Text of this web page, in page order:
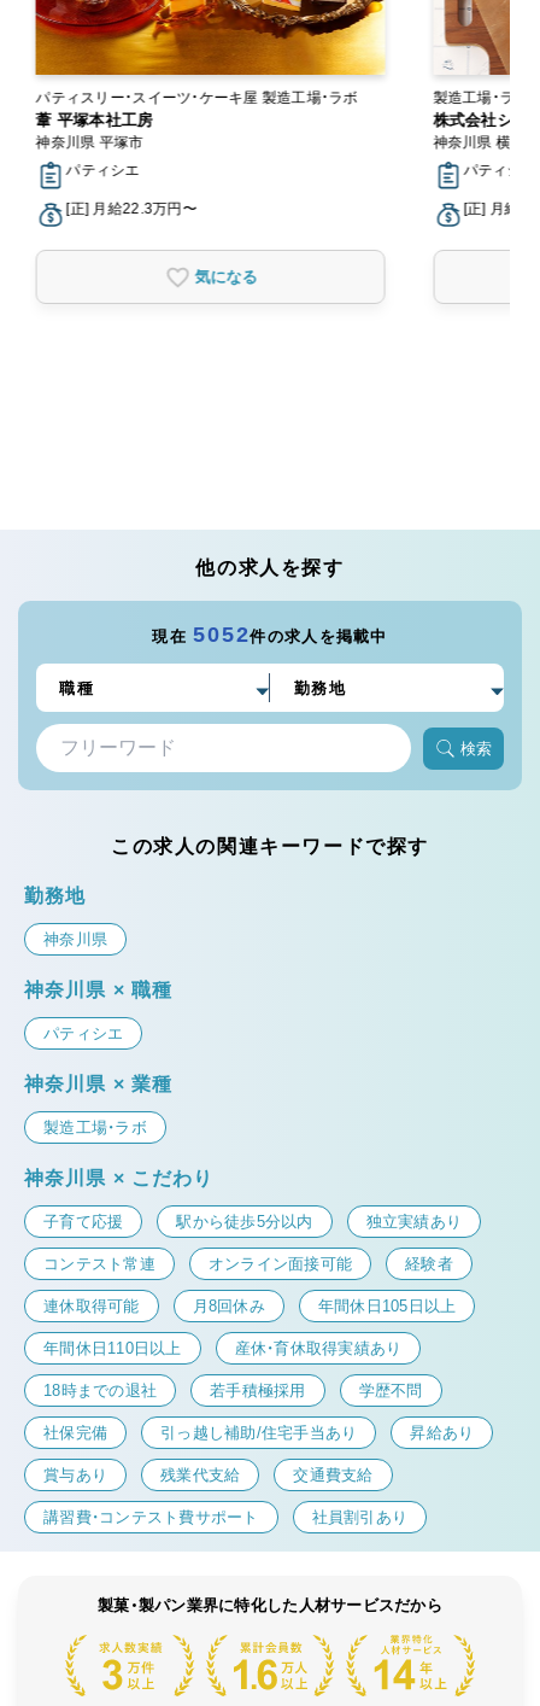
パティスリー・スイーツ・ケーキ屋 製造工場・ラボ
葦 平塚本社工房
神奈川県 平塚市
パティシエ
[正] 月給22.3万円〜
気になる
製造工場・ラボ
株式会社シュ
神奈川県 横浜
パティシエ
[正] 月給
他の求人を探す
現在5052件の求人を掲載中
検索
この求人の関連キーワードで探す
勤務地
神奈川県
神奈川県 × 職種
パティシエ
神奈川県 × 業種
製造工場・ラボ
神奈川県 × こだわり
子育て応援 駅から徒歩5分以内 独立実績あり
コンテスト常連 オンライン面接可能 経験者
連休取得可能 月8回休み 年間休日105日以上
年間休日110日以上 産休・育休取得実績あり
18時までの退社 若手積極採用 学歴不問
社保完備 引っ越し補助/住宅手当あり 昇給あり
賞与あり 残業代支給 交通費支給
講習費・コンテスト費サポート 社員割引あり
製菓・製パン業界に特化した人材サービスだから